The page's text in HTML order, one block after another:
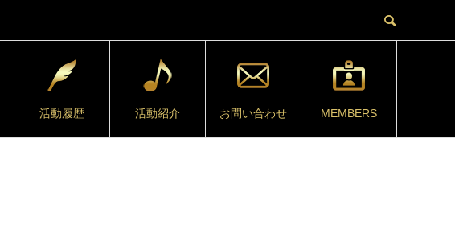
活動履歴 活動紹介 お問い合わせ MEMBERS